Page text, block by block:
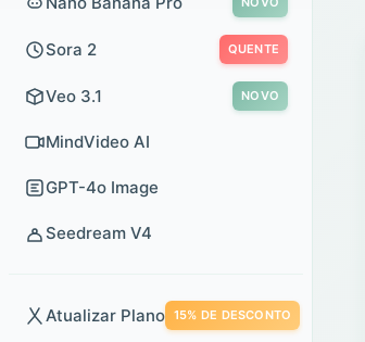
Sora 2 QUENTE
Veo 3.1 NOVO
MindVideo AI
GPT-4o Image
Seedream V4
Atualizar Plano 15% DE DESCONTO